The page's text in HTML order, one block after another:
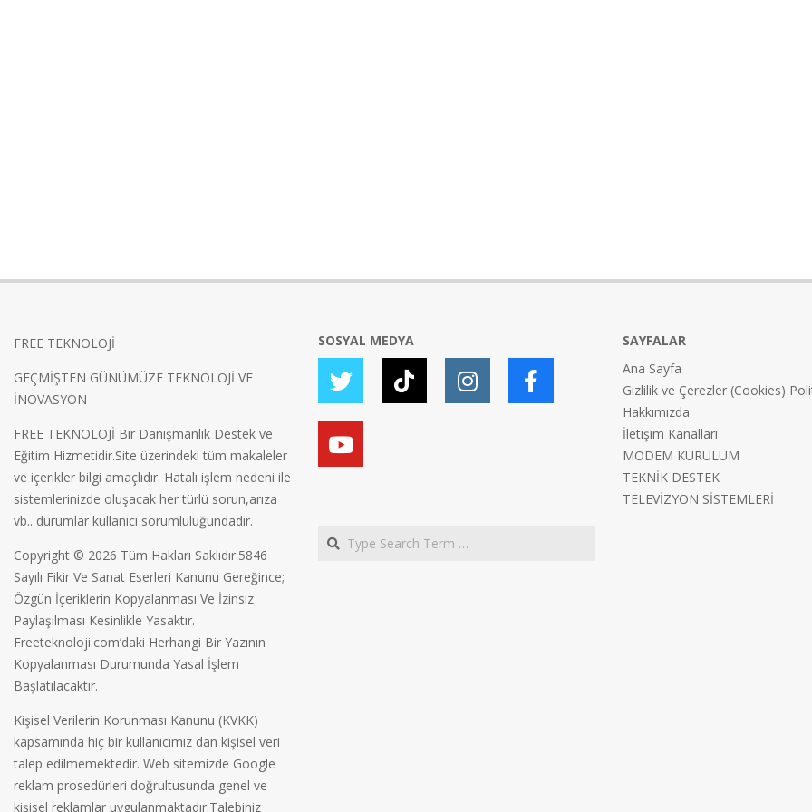
FREE TEKNOLOJİ
GEÇMİŞTEN GÜNÜMÜZE TEKNOLOJİ VE
İNOVASYON
FREE TEKNOLOJİ Bir Danışmanlık Destek ve
Eğitim Hizmetidir.Site üzerindeki tüm makaleler
ve içerikler bilgi amaçlıdır. Hatalı işlem nedeni ile
sistemlerinizde oluşacak her türlü sorun,arıza
vb.. durumlar kullanıcı sorumluluğundadır.
Copyright © 2026 Tüm Hakları Saklıdır.5846
Sayılı Fikir Ve Sanat Eserleri Kanunu Gereğince;
Özgün İçeriklerin Kopyalanması Ve İzinsiz
Paylaşılması Kesinlikle Yasaktır.
Freeteknoloji.com’daki Herhangi Bir Yazının
Kopyalanması Durumunda Yasal İşlem
Başlatılacaktır.
Kişisel Verilerin Korunması Kanunu (KVKK)
kapsamında hiç bir kullanıcımız dan kişisel veri
talep edilmemektedir. Web sitemizde Google
reklam prosedürleri doğrultusunda genel ve
kişisel reklamlar uygulanmaktadır.Talebiniz
SOSYAL MEDYA
Search
SAYFALAR
Ana Sayfa
Gizlilik ve Çerezler (Cookies)
Hakkımızda
İletişim Kanalları
MODEM KURULUM
TEKNİK DESTEK
TELEVİZYON SİSTEMLERİ